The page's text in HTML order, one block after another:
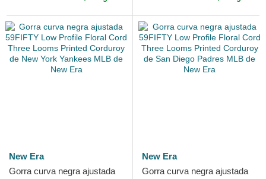
New Era
Gorra curva negra ajustada
New Era
Gorra curva negra ajustada